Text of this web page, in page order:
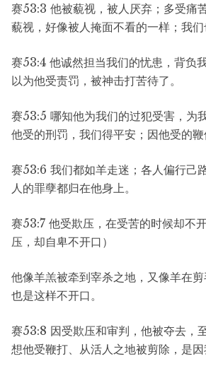
赛53:3 他被藐视，被人厌弃；多受痛
藐视，好像被人掩面不看的一样；我们
赛53:4 他诚然担当我们的忧患，背负
以为他受责罚，被神击打苦待了。
赛53:5 哪知他为我们的过犯受害，为
他受的刑罚，我们得平安；因他受的鞭
赛53:6 我们都如羊走迷；各人偏行己
人的罪孽都归在他身上。
赛53:7 他受欺压，在受苦的时候却不
压，却自卑不开口）
他像羊羔被牵到宰杀之地，又像羊在
也是这样不开口。
赛53:8 因受欺压和审判，他被夺去，
想他受鞭打、从活人之地被剪除，是